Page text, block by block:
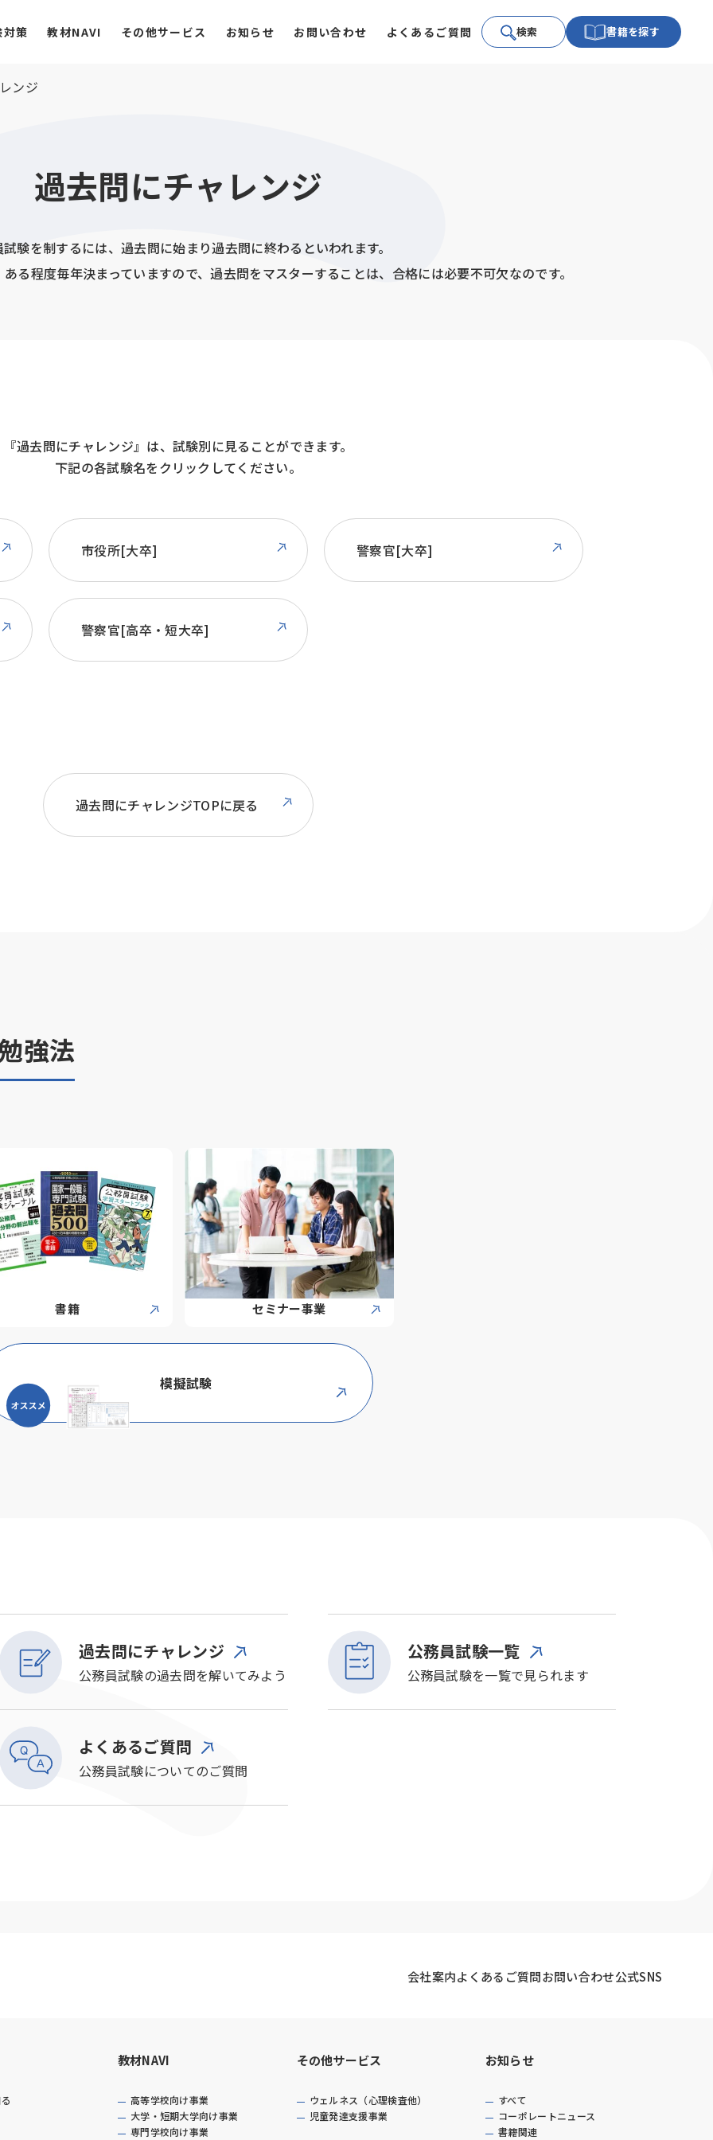
策 教材NAVI その他サービス お知らせ お問い合わせ よくあるご質問 検索 書籍を探す
ンジ
過去問にチャレンジ
験を制するには、過去問に始まり過去問に終わるといわれます。
る程度毎年決まっていますので、過去問をマスターすることは、合格には必要不可欠なのです。
『過去問にチャレンジ』は、試験別に見ることができます。
下記の各試験名をクリックしてください。
市役所[大卒] 警察官[大卒]
警察官[高卒・短大卒]
過去問にチャレンジTOPに戻る
強法
書籍 セミナー事業
模擬試験
過去問にチャレンジ
公務員試験の過去問を解いてみよう
公務員試験一覧
公務員試験を一覧で見られます
よくあるご質問
公務員試験についてのご質問
会社案内よくあるご質問お問い合わせ公式SNS
教材NAVI
高等学校向け事業
大学・短期大学向け事業
専門学校向け事業
その他サービス
ウェルネス（心理検査他）
児童発達支援事業
お知らせ
すべて
コーポレートニュース
書籍関連